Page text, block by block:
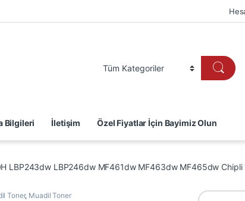
Bilgileri İletişim Özel Fiyatlar İçin Bayimiz Olun
LBP243dw LBP246dw MF461dw MF463dw MF465dw Chipli
Toner, Muadil Toner